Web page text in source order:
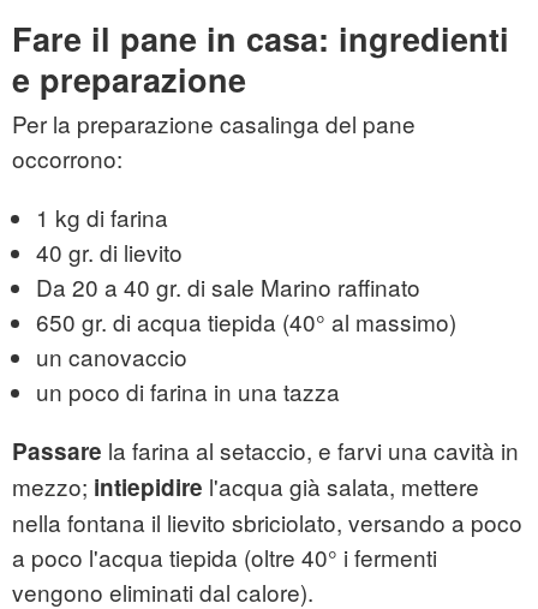
Fare il pane in casa: ingredienti
e preparazione
Per la preparazione casalinga del pane
occorrono:
1 kg di farina
40 gr. di lievito
Da 20 a 40 gr. di sale Marino raffinato
650 gr. di acqua tiepida (40° al massimo)
un canovaccio
un poco di farina in una tazza
Passare la farina al setaccio, e farvi una cavità in
mezzo; intiepidire l'acqua già salata, mettere
nella fontana il lievito sbriciolato, versando a poco
a poco l'acqua tiepida (oltre 40° i fermenti
vengono eliminati dal calore).